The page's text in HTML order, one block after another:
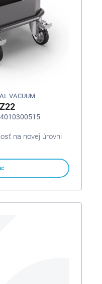
VACUUM
na novej úrovni